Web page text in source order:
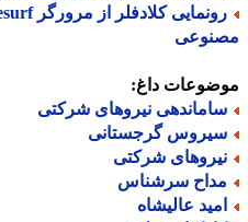
داغ:
نیروهای شرکتی
گرجستانی
شرکتی
سرشناس
عالیشاه